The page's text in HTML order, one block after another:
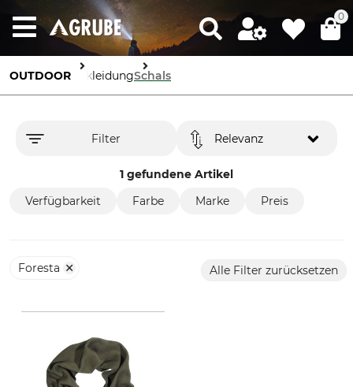
0
OUTDOOR BekleidungSchals
Filter
1 gefundene Artikel
Relevanz
Verfügbarkeit Farbe Marke Preis
Foresta Alle Filter zurücksetzen